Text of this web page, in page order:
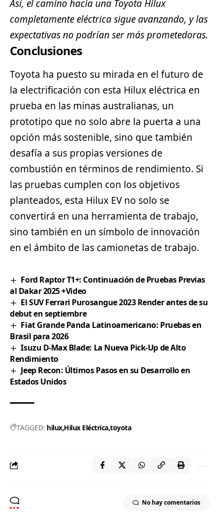
Así, el camino hacia una Toyota Hilux
completamente eléctrica sigue avanzando, y las
expectativas no podrían ser más prometedoras.
Conclusiones
Toyota ha puesto su mirada en el futuro de
la electrificación con esta Hilux eléctrica en
prueba en las minas australianas, un
prototipo que no solo abre la puerta a una
opción más sostenible, sino que también
desafía a sus propias versiones de
combustión en términos de rendimiento. Si
las pruebas cumplen con los objetivos
planteados, esta Hilux EV no solo se
convertirá en una herramienta de trabajo,
sino también en un símbolo de innovación
en el ámbito de las camionetas de trabajo.
Ford Raptor T1+: Continuación de Pruebas Previas
al Dakar 2025 +Video
El SUV Ferrari Purosangue 2023 Render antes de su
debut en septiembre
Fiat Grande Panda Latinoamericano: Pruebas en
Brasil para 2026
Isuzu D-Max Blade: La Nueva Pick-Up de Alto
Rendimiento
Jeep Recon: Últimos Pasos en su Desarrollo en
Estados Unidos
TAGGED: hilux Hilux Eléctricatoyota
No hay comentarios